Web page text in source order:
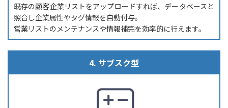
既存の顧客企業リストをアップロードすれば、データベースと
照合し企業属性やタグ情報を自動付与。
営業リストのメンテナンスや情報補完を効率的に行えます。
4. サブスク型